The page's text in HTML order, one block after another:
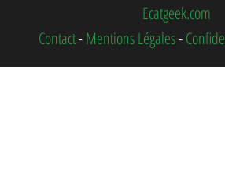
Ecatgeek.com
Contact-Mentions Légales-